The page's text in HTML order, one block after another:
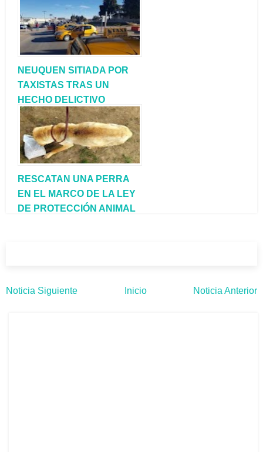
FUGÓ
NEUQUEN SITIADA POR
TAXISTAS TRAS UN
HECHO DELICTIVO
DONDE BALEARON A
UNO DE SUS
COMPAÑEROS
RESCATAN UNA PERRA
EN EL MARCO DE LA LEY
DE PROTECCIÓN ANIMAL
Noticia Siguiente Inicio Noticia Anterior